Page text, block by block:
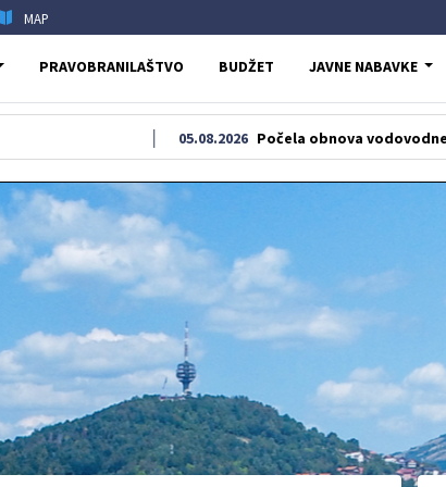
MAP
PRAVOBRANILAŠTVO BUDŽET JAVNE NABAVKE
Počela obnova vodovodne i